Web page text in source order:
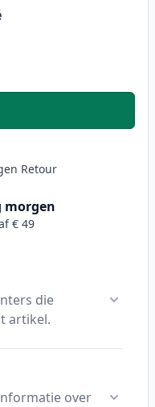
die
artikel.
over
TN2220 / TN2210
Retour
morgen
€ 49